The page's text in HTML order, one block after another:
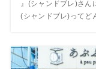
』(シャンドブレ)さん
(シャンドブレ)ってど